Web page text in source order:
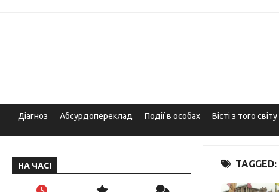
Діагноз Абсурдопереклад Події в особах Вісті з того світу
TAGGED:
НА ЧАСІ